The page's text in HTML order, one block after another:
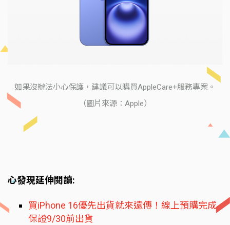
如果沒辦法小心保護，建議可以購買AppleCare+服務專案。
（圖片來源：Apple）
心發現延伸閱讀:
買iPhone 16優先出貨就來遠傳！線上預購完成
保證9/30前出貨